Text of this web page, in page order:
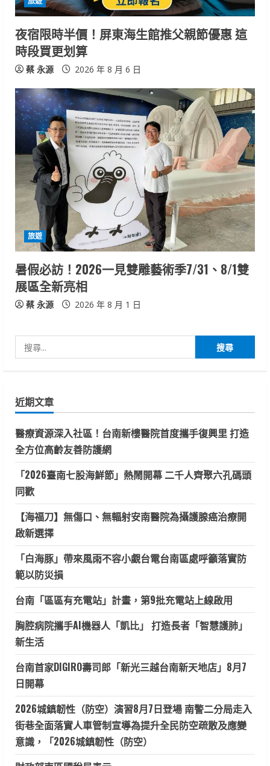
夜宿限時半價！屏東海生館推父親節優惠 這
時段買更划算
蔡 永源 2026 年 8 月 6 日
旅遊
暑假必訪！2026一見雙雕藝術季7/31、8/1雙
展區全新亮相
蔡 永源 2026 年 8 月 1 日
尋
字:
近期文章
醫療資源深入社區！台南新樓醫院首度攜手復興里 打造
全方位高齡友善防護網
「2026臺南七股海鮮節」熱鬧開幕 二千人齊聚六孔碼頭
同歡
【海福刀】無傷口、無輻射安南醫院為攝護腺癌治療開
啟新選擇
「白海豚」帶來風雨不容小覷台電台南區處呼籲落實防
範以防災損
台南「區區有充電站」計畫，第9批充電站上線啟用
胸腔病院攜手AI機器人「凱比」 打造長者「智慧護肺」
新生活
台南首家DIGIRO壽司郎「新光三越台南新天地店」8月7
日開幕
2026城鎮韌性（防空）演習8月7日登場 南警二分局走入
街巷全面落實人車管制宣導為提升全民防空疏散及應變
意識，「2026城鎮韌性（防空）